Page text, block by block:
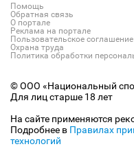
Помощь
Обратная связь
О портале
Реклама на портале
Пользовательское соглашение
Охрана труда
Политика обработки
© ООО «Национальный
Для лиц старше 18 лет
На сайте применяются
Подробнее в Правилах
технологий